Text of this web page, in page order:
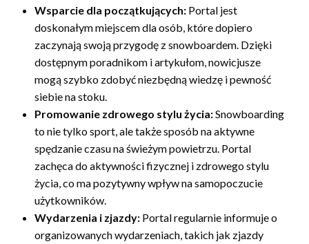
Wsparcie dla początkujących: Portal jest
doskonałym miejscem dla osób, które dopiero
zaczynają swoją przygodę z snowboardem. Dzięki
dostępnym poradnikom i artykułom, nowicjusze
mogą szybko zdobyć niezbędną wiedzę i pewność
siebie na stoku.
Promowanie zdrowego stylu życia:Snowboarding
to nie tylko sport, ale także sposób na aktywne
spędzanie czasu na świeżym powietrzu. Portal
zachęca do aktywności fizycznej i zdrowego stylu
życia, co ma pozytywny wpływ na samopoczucie
użytkowników.
Wydarzenia i zjazdy: Portal regularnie informuje o
organizowanych wydarzeniach, takich jak zjazdy